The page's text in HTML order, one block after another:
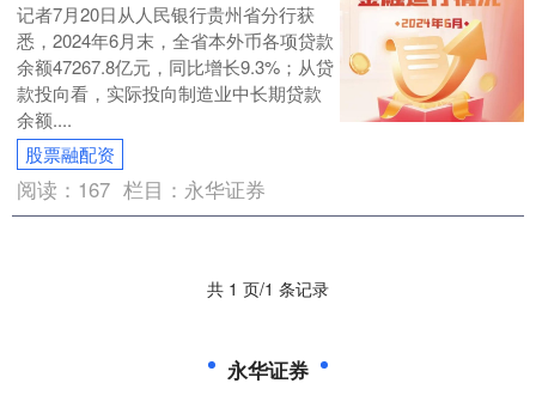
记者7月20日从人民银行贵州省分行获
悉，2024年6月末，全省本外币各项贷款
余额47267.8亿元，同比增长9.3%；从贷
款投向看，实际投向制造业中长期贷款
余额....
股票融配资
阅读： 167 栏目： 永华证券
共 1 页/1 条记录
永华证券